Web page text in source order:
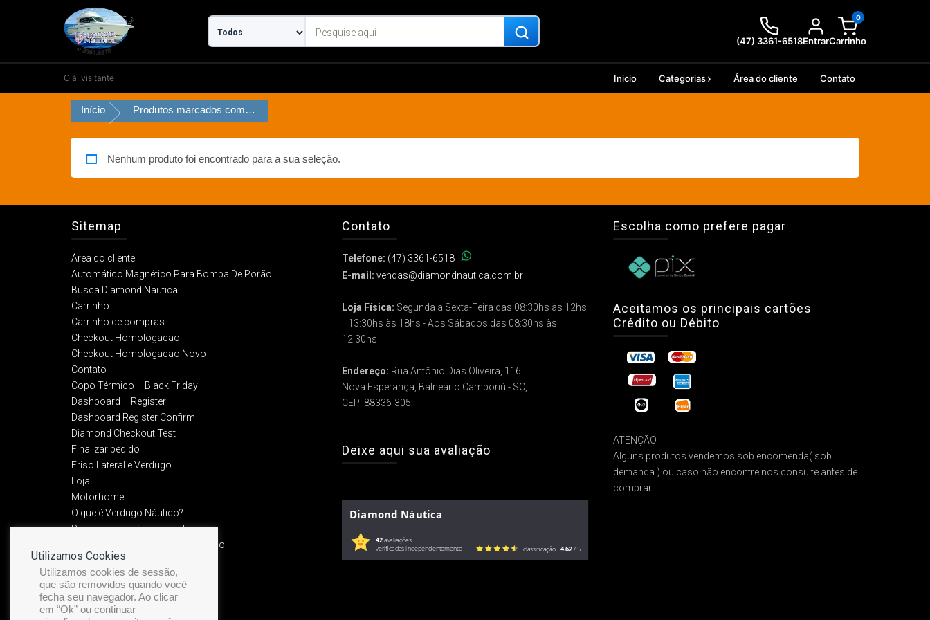
conteúdo
(47) 3361-6518Entrar
0
Carrinho
Olá, visitante Inicio Categorias Área do cliente Contato
Início Produtos marcados com a tag “luz de mastro”
Nenhum produto foi encontrado para a sua seleção.
Sitemap
Área do cliente
Automático Magnético Para Bomba De Porão
Busca Diamond Nautica
Carrinho
Carrinho de compras
Checkout Homologacao
Checkout Homologacao Novo
Contato
Copo Térmico – Black Friday
Dashboard – Register
Dashboard Register Confirm
Diamond Checkout Test
Finalizar pedido
Friso Lateral e Verdugo
Loja
Motorhome
O que é Verdugo Náutico?
Peças e acessórios para barco
Política de Devolução e Reembolso​
Política de privacidade
Preview Friso Premium
Recuperação de senha
Service Manual
Contato
Telefone: (47) 3361-6518
E-mail: vendas@diamondnautica.com.br
Loja Física: Segunda a Sexta-Feira das 08:30hs às 12hs
|| 13:30hs às 18hs - Aos Sábados das 08:30hs às
12:30hs
Endereço: Rua Antônio Dias Oliveira, 116
Nova Esperança, Balneário Camboriú - SC,
CEP: 88336-305
Deixe aqui sua avaliação
Diamond Náutica
42avaliações
verificadas independentemente classificação 4.62/ 5
Escolha como prefere pagar
Aceitamos os principais cartões
Crédito ou Débito
ATENÇÃO
Alguns produtos vendemos sob encomenda( sob
demanda ) ou caso não encontre nos consulte antes de
comprar
Utilizamos Cookies
Utilizamos cookies de sessão,
que são removidos quando você
fecha seu navegador. Ao clicar
em “Ok” ou continuar